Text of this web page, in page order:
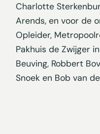
Charlotte
Arends, en voor de
Opleider,
Pakhuis de Zwijger
Beuving, Robbert
Snoek en Bob van